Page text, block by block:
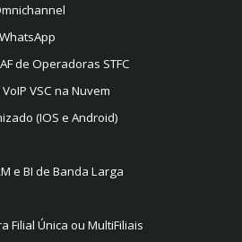
de Operadoras STFC
VSC na Nuvem
(IOS e Android)
e BI de Banda Larga
Filial Única ou MultiFiliais